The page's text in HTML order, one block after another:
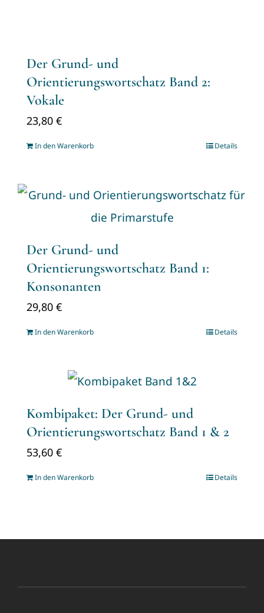
Der Grund- und
Orientierungswortschatz Band 2:
Vokale
23,80 €
In den Warenkorb Details
Der Grund- und
Orientierungswortschatz Band 1:
Konsonanten
29,80 €
In den Warenkorb Details
Kombipaket: Der Grund- und
Orientierungswortschatz Band 1 & 2
53,60 €
In den Warenkorb Details